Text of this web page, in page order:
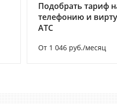
Подобрать тариф
телефонию и
АТС
От 1 046 руб./месяц